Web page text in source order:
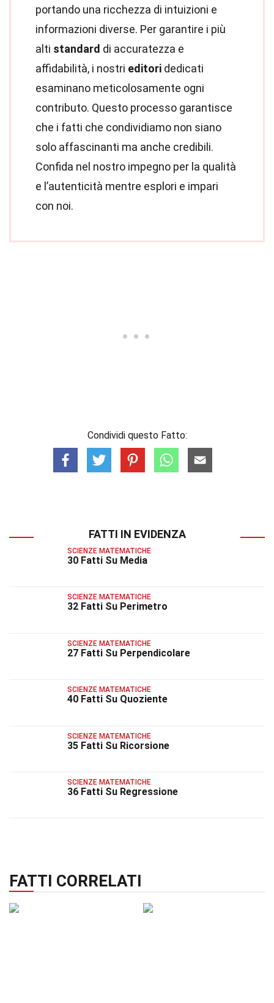
portando una ricchezza di intuizioni e
informazioni diverse. Per garantire i più
alti standard di accuratezza e
affidabilità, i nostri editori dedicati
esaminano meticolosamente ogni
contributo. Questo processo garantisce
che i fatti che condividiamo non siano
solo affascinanti ma anche credibili.
Confida nel nostro impegno per la qualità
e l’autenticità mentre esplori e impari
con noi.
Condividi questo Fatto:
FATTI IN EVIDENZA
SCIENZE MATEMATICHE
30 Fatti Su Media
SCIENZE MATEMATICHE
32 Fatti Su Perimetro
SCIENZE MATEMATICHE
27 Fatti Su Perpendicolare
SCIENZE MATEMATICHE
40 Fatti Su Quoziente
SCIENZE MATEMATICHE
35 Fatti Su Ricorsione
SCIENZE MATEMATICHE
36 Fatti Su Regressione
FATTI CORRELATI